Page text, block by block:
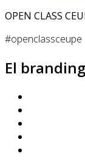
OPEN CLASS
#openclassceupe
El